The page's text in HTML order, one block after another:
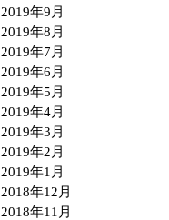
2019年9月
2019年8月
2019年7月
2019年6月
2019年5月
2019年4月
2019年3月
2019年2月
2019年1月
2018年12月
2018年11月